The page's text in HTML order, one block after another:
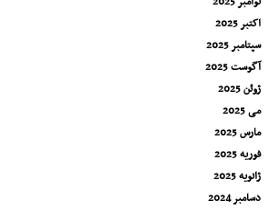
اکتبر 2025
سپتامبر 2025
آگوست 2025
ژوئن 2025
می 2025
مارس 2025
فوریه 2025
ژانویه 2025
دسامبر 2024